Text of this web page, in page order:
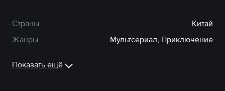
Страны
Китай
Жанры
Мультсериал, Приключение
Показать ещё